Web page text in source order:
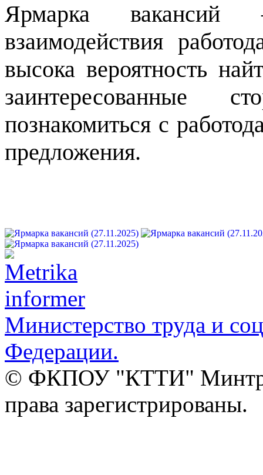
Ярмарка
взаимодействия
высока вероятность
заинтересованные
познакомиться с
предложения.
Министерство труда и
Федерации.
© ФКПОУ "КТТИ"
права зарегистрированы.